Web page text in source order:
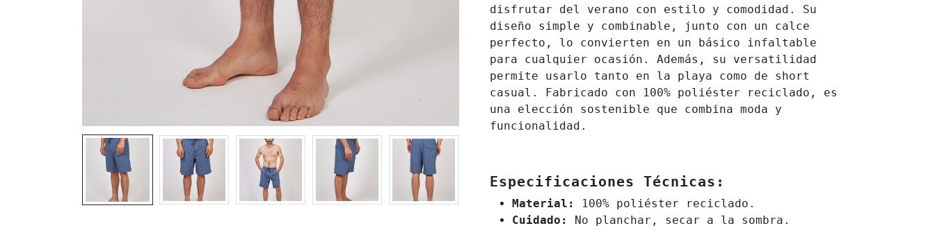
disfrutar del verano con estilo y comodidad. Su
diseño simple y combinable, junto con un calce
perfecto, lo convierten en un básico infaltable
para cualquier ocasión. Además, su versatilidad
permite usarlo tanto en la playa como de short
casual. Fabricado con 100% poliéster reciclado, es
una elección sostenible que combina moda y
funcionalidad.
Especificaciones Técnicas:
Material:
100% poliéster reciclado.
Cuidado:
No planchar, secar a la sombra.